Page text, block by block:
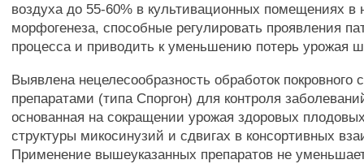
воздуха до 55-60% в культивационных помещениях в
морфогенеза, способные регулировать проявления
процесса и приводить к уменьшению потерь урожая
Выявлена нецелесообразность обработок
препаратами (типа Споргон) для контроля
основанная на сокращении урожая здоровых
структуры микосинузий и сдвигах в консортивных
Применение вышеуказанных препаратов не